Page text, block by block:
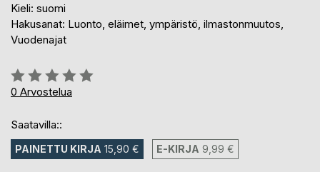
Kieli: suomi
Hakusanat: Luonto, eläimet, ympäristö, ilmastonmuutos,
Vuodenajat
Arvostelu::
0%
0 Arvostelua
Saatavilla::
PAINETTU KIRJA 15,90 € E-KIRJA 9,99 €